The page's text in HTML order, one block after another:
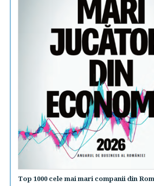
Top 1000 cele mai mari companii din